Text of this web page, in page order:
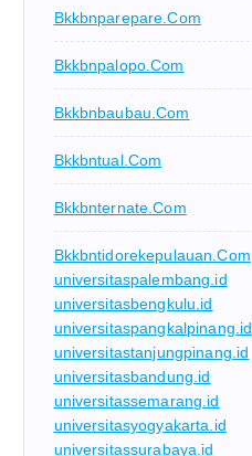
Bkkbnparepare.com
Bkkbnpalopo.com
Bkkbnbaubau.com
Bkkbntual.com
Bkkbnternate.com
Bkkbntidorekepulauan.com
universitaspalembang.id
universitasbengkulu.id
universitaspangkalpinang.id
universitastanjungpinang.id
universitasbandung.id
universitassemarang.id
universitasyogyakarta.id
universitassurabaya.id